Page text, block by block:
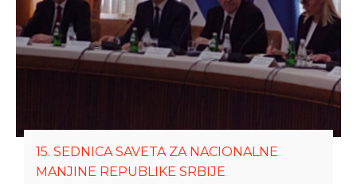
15. SEDNICA SAVETA ZA NACIONALNE
MANJINE REPUBLIKE SRBIJE